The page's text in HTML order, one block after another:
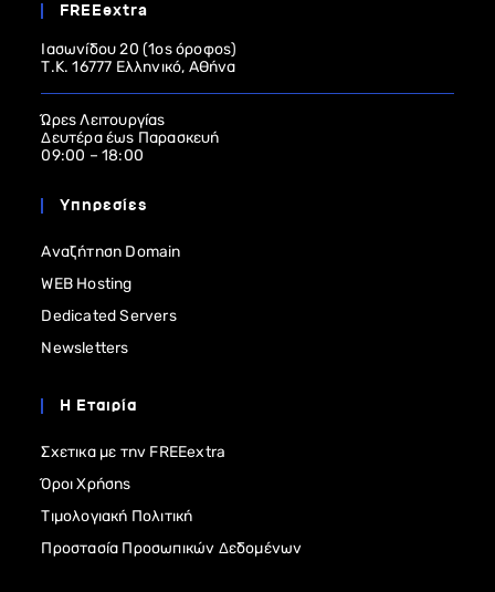
FREEextra
Ιασωνίδου 20 (1ος όροφος)
Τ.Κ. 16777 Ελληνικό, Αθήνα
Ώρες Λειτουργίας
Δευτέρα έως Παρασκευή
09:00 – 18:00
Υπηρεσίες
Αναζήτηση Domain
WEB Hosting
Dedicated Servers
Newsletters
Η Εταιρία
Σχετικα με την FREEextra
Όροι Χρήσης
Τιμολογιακή Πολιτική
Προστασία Προσωπικών Δεδομένων